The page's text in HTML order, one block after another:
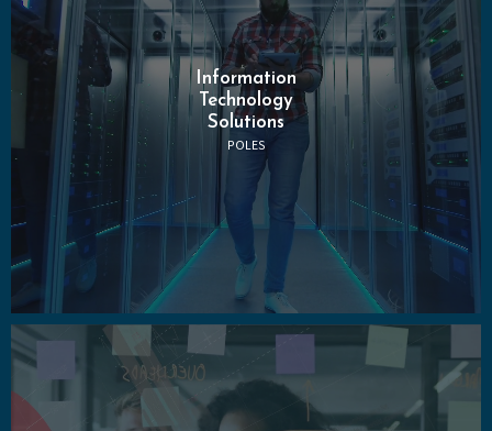
Information
Technology
Solutions
POLES